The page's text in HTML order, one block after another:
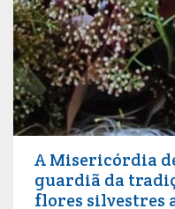
A Misericórdia
guardiã da
flores silvestres